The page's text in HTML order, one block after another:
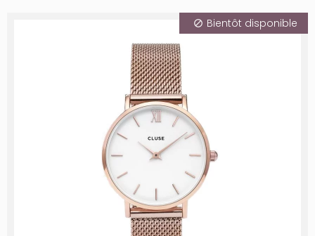
Bientôt disponible